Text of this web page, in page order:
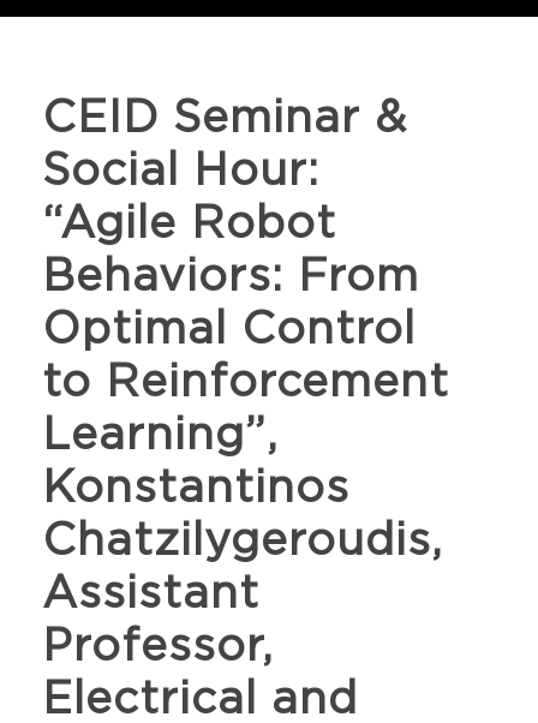
CEID Seminar &
Social Hour:
“Agile Robot
Behaviors: From
Optimal Control
to Reinforcement
Learning”,
Konstantinos
Chatzilygeroudis,
Assistant
Professor,
Electrical and